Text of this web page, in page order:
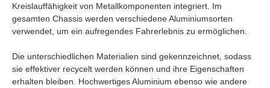
Kreislauffähigkeit von Metallkomponenten integriert. Im
gesamten Chassis werden verschiedene Aluminiumsorten
verwendet, um ein aufregendes Fahrerlebnis zu ermöglichen.
Die unterschiedlichen Materialien sind gekennzeichnet, sodass
sie effektiver recycelt werden können und ihre Eigenschaften
erhalten bleiben. Hochwertiges Aluminium ebenso wie andere